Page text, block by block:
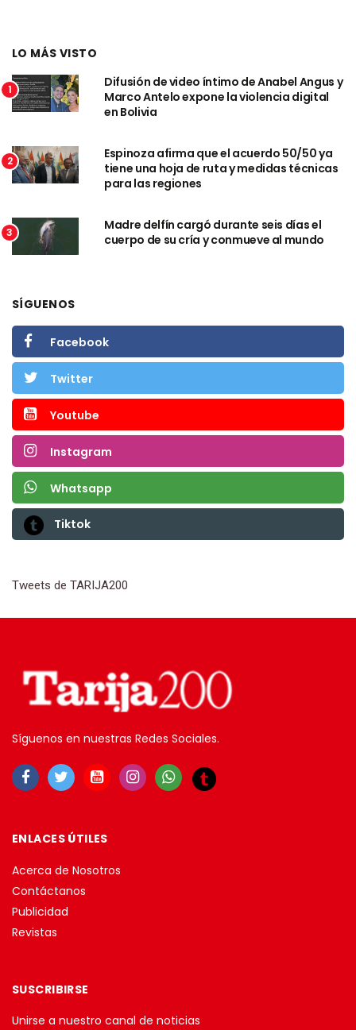
LO MÁS VISTO
1
Difusión de video íntimo de Anabel Angus y
Marco Antelo expone la violencia digital
en Bolivia
2
Espinoza afirma que el acuerdo 50/50 ya
tiene una hoja de ruta y medidas técnicas
para las regiones
3
Madre delfín cargó durante seis días el
cuerpo de su cría y conmueve al mundo
SÍGUENOS
Facebook
Twitter
Youtube
Instagram
Whatsapp
Tiktok
Tweets de TARIJA200
Síguenos en nuestras Redes Sociales.
ENLACES ÚTILES
Acerca de Nosotros
Contáctanos
Publicidad
Revistas
SUSCRIBIRSE
Unirse a nuestro canal de noticias